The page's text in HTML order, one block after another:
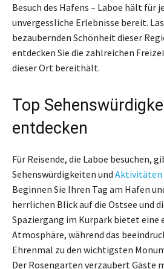
Besuch des Hafens – Laboe hält für
unvergessliche Erlebnisse bereit.
bezaubernden Schönheit dieser
entdecken Sie die zahlreichen
dieser Ort bereithält.
Top
entdecken
Für Reisende, die Laboe besuchen,
Sehenswürdigkeiten und Aktivitäten
Beginnen Sie Ihren Tag am Hafen
herrlichen Blick auf die Ostsee und
Spaziergang im Kurpark bietet eine
Atmosphäre, während das
Ehrenmal zu den wichtigsten
Der Rosengarten verzaubert Gäste